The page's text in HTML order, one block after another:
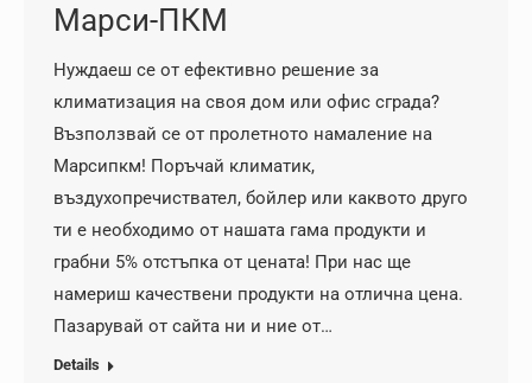
Марси-ПКМ
Нуждаеш се от ефективно решение за
климатизация на своя дом или офис сграда?
Възползвай се от пролетното намаление на
Марсипкм! Поръчай климатик,
въздухопречиствател, бойлер или каквото друго
ти е необходимо от нашата гама продукти и
грабни 5% отстъпка от цената! При нас ще
намериш качествени продукти на отлична цена.
Пазарувай от сайта ни и ние от…
Details